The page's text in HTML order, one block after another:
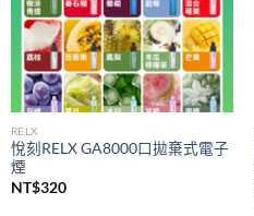
RELX
悅刻RELX GA8000口拋棄式電子
煙
NT$320